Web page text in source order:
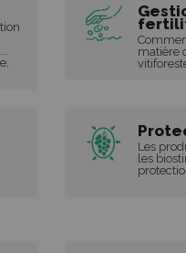
matière
Les
les